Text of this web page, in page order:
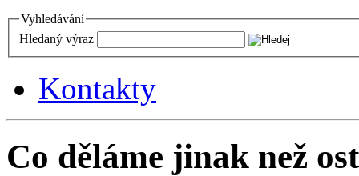
Vyhledávání
Hledaný výraz
Kontakty
Co děláme jinak než